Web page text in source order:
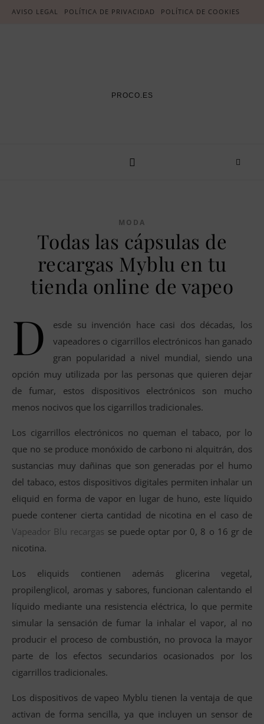
AVISO LEGAL POLÍTICA DE PRIVACIDAD POLÍTICA DE COOKIES
PROCO.ES
MODA
Todas las cápsulas de
recargas Myblu en tu
tienda online de vapeo
D
esde su invención hace casi dos décadas, los
vapeadores o cigarrillos electrónicos han ganado
gran popularidad a nivel mundial, siendo una
opción muy utilizada por las personas que quieren dejar
de fumar, estos dispositivos electrónicos son mucho
menos nocivos que los cigarrillos tradicionales.
Los cigarrillos electrónicos no queman el tabaco, por lo
que no se produce monóxido de carbono ni alquitrán, dos
sustancias muy dañinas que son generadas por el humo
del tabaco, estos dispositivos digitales permiten inhalar un
eliquid en forma de vapor en lugar de huno, este líquido
puede contener cierta cantidad de nicotina en el caso de
Vapeador Blu recargas se puede optar por 0, 8 o 16 gr de
nicotina.
Los eliquids contienen además glicerina vegetal,
propilenglicol, aromas y sabores, funcionan calentando el
líquido mediante una resistencia eléctrica, lo que permite
simular la sensación de fumar la inhalar el vapor, al no
producir el proceso de combustión, no provoca la mayor
parte de los efectos secundarios ocasionados por los
cigarrillos tradicionales.
Los dispositivos de vapeo Myblu tienen la ventaja de que
activan de forma sencilla, ya que incluyen un sensor de